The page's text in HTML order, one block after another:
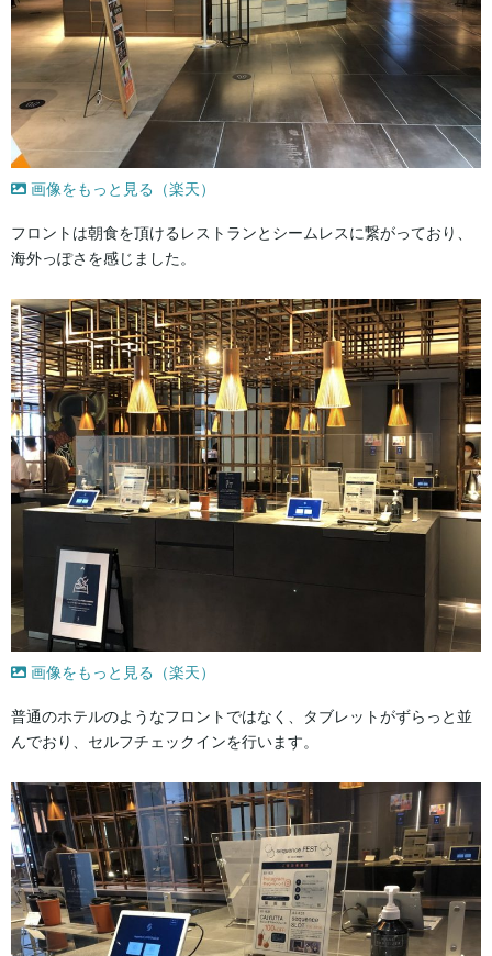
画像をもっと見る（楽天）
フロントは朝食を頂けるレストランとシームレスに繋がっており、
海外っぽさを感じました。
画像をもっと見る（楽天）
普通のホテルのようなフロントではなく、タブレットがずらっと並
んでおり、セルフチェックインを行います。